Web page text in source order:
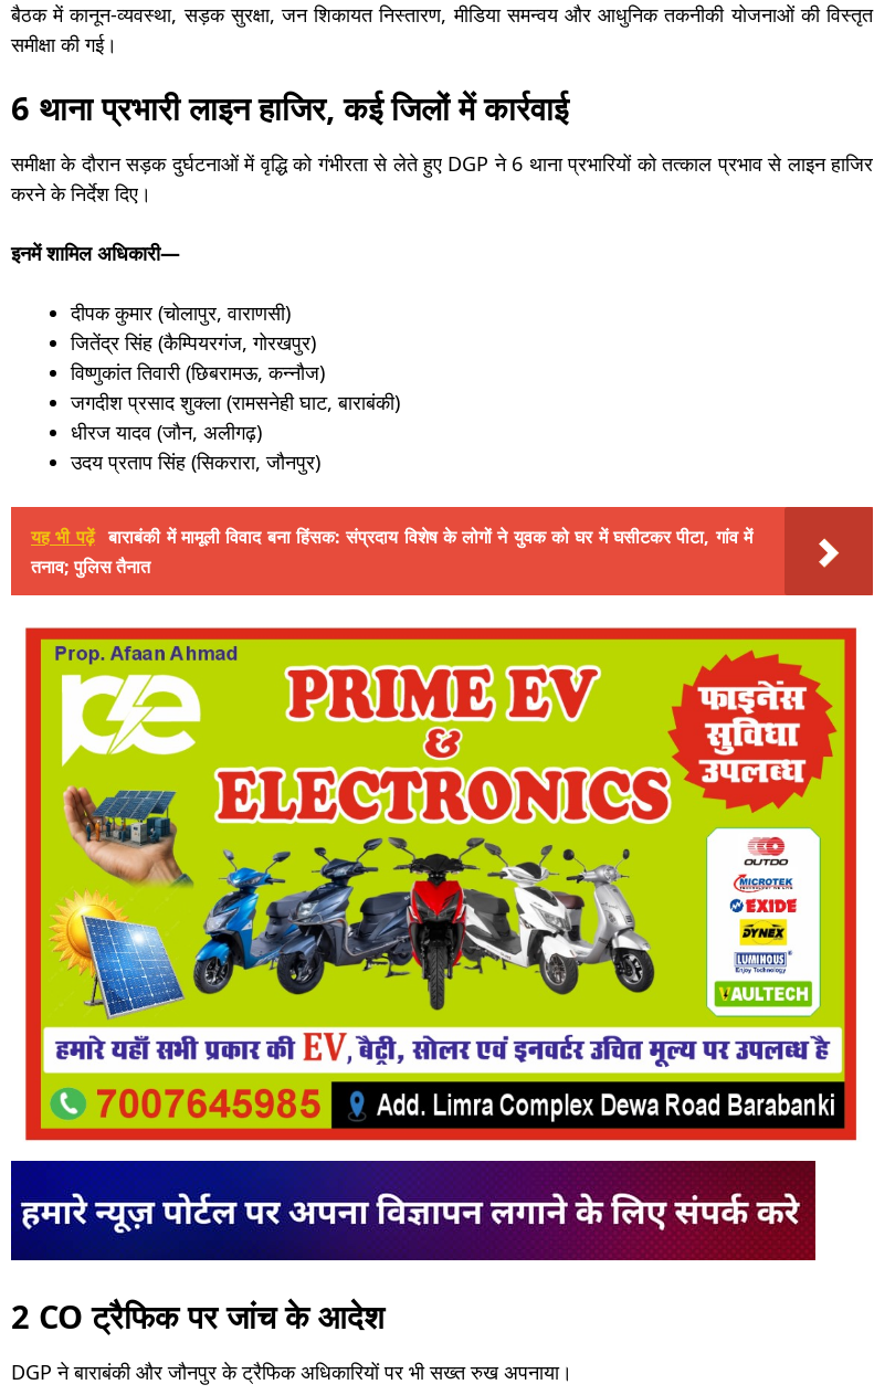
बैठक में कानून-व्यवस्था, सड़क सुरक्षा, जन शिकायत निस्तारण, मीडिया समन्वय और आधुनिक तकनीकी योजनाओं की विस्तृत
समीक्षा की गई।
6 थाना प्रभारी लाइन हाजिर, कई जिलों में कार्रवाई
समीक्षा के दौरान सड़क दुर्घटनाओं में वृद्धि को गंभीरता से लेते हुए DGP ने 6 थाना प्रभारियों को तत्काल प्रभाव से लाइन हाजिर
करने के निर्देश दिए।
इनमें शामिल अधिकारी—
दीपक कुमार (चोलापुर, वाराणसी)
जितेंद्र सिंह (कैम्पियरगंज, गोरखपुर)
विष्णुकांत तिवारी (छिबरामऊ, कन्नौज)
जगदीश प्रसाद शुक्ला (रामसनेही घाट, बाराबंकी)
धीरज यादव (जौन, अलीगढ़)
उदय प्रताप सिंह (सिकरारा, जौनपुर)
यह भी पढ़ें बाराबंकी में मामूली विवाद बना हिंसक: संप्रदाय विशेष के लोगों ने युवक को घर में घसीटकर पीटा, गांव में
तनाव; पुलिस तैनात
2 CO ट्रैफिक पर जांच के आदेश
DGP ने बाराबंकी और जौनपुर के ट्रैफिक अधिकारियों पर भी सख्त रुख अपनाया।